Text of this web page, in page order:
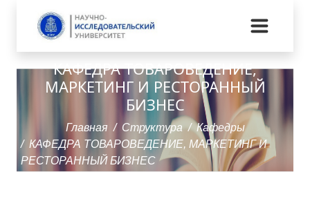
КАФЕДРА ТОВАРОВЕДЕНИЕ,
МАРКЕТИНГ И РЕСТОРАННЫЙ
БИЗНЕС
Главная Структура
Кафедры
КАФЕДРА ТОВАРОВЕДЕНИЕ, МАРКЕТИНГ И
РЕСТОРАННЫЙ БИЗНЕС